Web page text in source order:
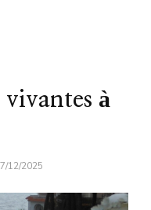
vivantes à
12/2025